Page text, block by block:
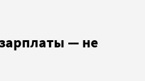
— не